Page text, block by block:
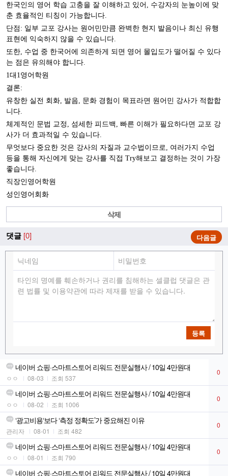
한국인의 영어 학습 고충을 잘 이해하고 있어, 수강자의 눈높이에 맞
춘 효율적인 티칭이 가능합니다.
단점: 일부 교포 강사는 원어민만큼 완벽한 현지 발음이나 최신 유행
표현에 익숙하지 않을 수 있습니다.
또한, 수업 중 한국어에 의존하게 되면 영어 몰입도가 떨어질 수 있다
는 점은 유의해야 합니다.
1대1영어학원
결론:
유창한 실전 회화, 발음, 문화 경험이 목표라면 원어민 강사가 적합합
니다.
체계적인 문법 교정, 섬세한 피드백, 빠른 이해가 필요하다면 교포 강
사가 더 효과적일 수 있습니다.
무엇보다 중요한 것은 강사의 자질과 교수법이므로, 여러가지 수업
등을 통해 자신에게 맞는 강사를 직접 Try해보고 결정하는 것이 가장
좋습니다.
직장인영어학원
성인영어회화
삭제
댓글 [0] 다음글
등록
네이버 쇼핑·스마트스토어 리워드 전문실행사 / 10일 4만원대
ㅇㅇ 08-03 조회 537
0
네이버 쇼핑·스마트스토어 리워드 전문실행사 / 10일 4만원대
ㅇㅇ 08-02 조회 1006
0
‘광고비용‘보다 ‘측정 정확도’가 중요해진 이유
관리자 08-01 조회 482
0
네이버 쇼핑·스마트스토어 리워드 전문실행사 / 10일 4만원대
ㅇㅇ 08-01 조회 790
0
네이버 쇼핑·스마트스토어 리워드 전문실행사 / 10일 4만원대